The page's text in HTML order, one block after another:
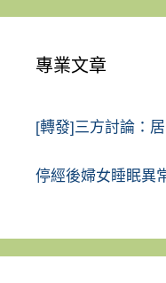
專業文章
[轉發]三方討論：
停經後婦女睡眠異